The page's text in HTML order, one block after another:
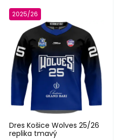
2025/26
Dres Košice Wolves 25/26
replika tmavý